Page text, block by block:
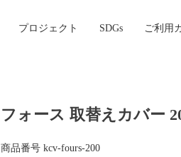
プロジェクト SDGs ご利用
フォース 取替えカバー
商品番号 kcv-fours-200